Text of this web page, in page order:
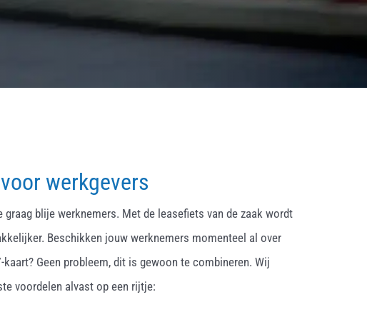
werkgevers
graag blije werknemers. Met de leasefiets van de zaak wordt
Beschikken jouw werknemers momenteel al over
kaart? Geen probleem, dit is gewoon te combineren. Wij
voordelen alvast op een rijtje: